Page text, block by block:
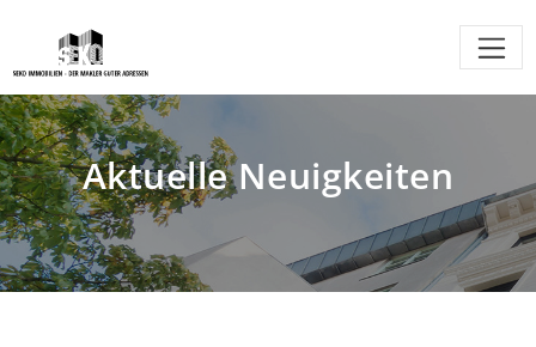
Aktuelle Neuigkeiten